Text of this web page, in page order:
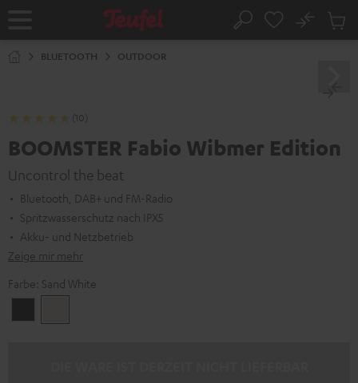
Startseite Suche
No
BLUETOOTH OUTDOOR
(10)
BOOMSTER Fabio Wibmer Edition
Uncontrol the beat
Bluetooth, DAB+ und FM-Radio
Spritzwasserschutz nach IPX5
Akku- und Netzbetrieb
Zeige mir mehr
Farbe: Sand White
Black White